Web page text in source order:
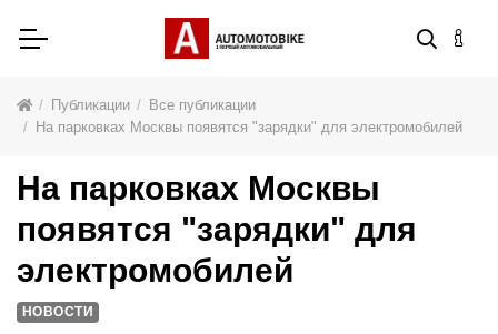
Публикации
Все публикации
На парковках Москвы появятся "зарядки" для электромобилей
На парковках Москвы
появятся "зарядки" для
электромобилей
НОВОСТИ